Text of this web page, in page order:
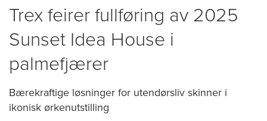
Trex feirer fullføring av 2025
Sunset Idea House i
palmefjærer
Bærekraftige løsninger for utendørsliv skinner i
ikonisk ørkenutstilling